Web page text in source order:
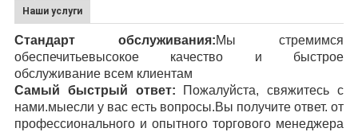
Наши услуги
Стандарт обслуживания:Мы стремимся
обеспечитьeвысокое качество и быстрое
обслуживание всем клиентам
Самый быстрый ответ:
Пожалуйста, свяжитесь с
нами.мыесли у вас есть вопросы.Вы получите ответ. от
профессионального и опытного торгового менеджера